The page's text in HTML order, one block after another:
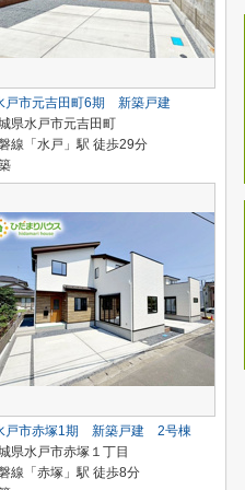
戸市元吉田町6期 新築戸建
県水戸市元吉田町
線「水戸」駅 徒歩29分
戸市赤塚1期 新築戸建 2号棟
県水戸市赤塚１丁目
線「赤塚」駅 徒歩8分